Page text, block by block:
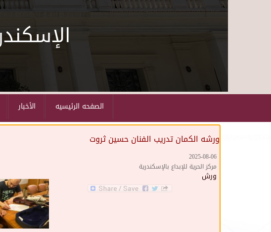
الأخبار الصفحه الرئيسيه
ورشه الكمان تدريب الفنان حسين ثروت
2025-08-06
مركز الحرية للإبداع بالإسكندرية
ورش